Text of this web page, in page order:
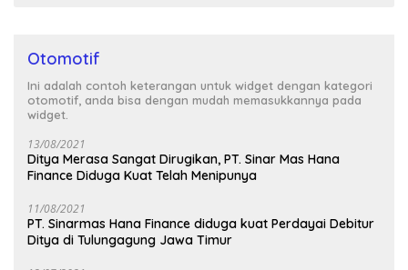
Otomotif
Ini adalah contoh keterangan untuk widget dengan kategori
otomotif, anda bisa dengan mudah memasukkannya pada
widget.
13/08/2021
Ditya Merasa Sangat Dirugikan, PT. Sinar Mas Hana
Finance Diduga Kuat Telah Menipunya
11/08/2021
PT. Sinarmas Hana Finance diduga kuat Perdayai Debitur
Ditya di Tulungagung Jawa Timur